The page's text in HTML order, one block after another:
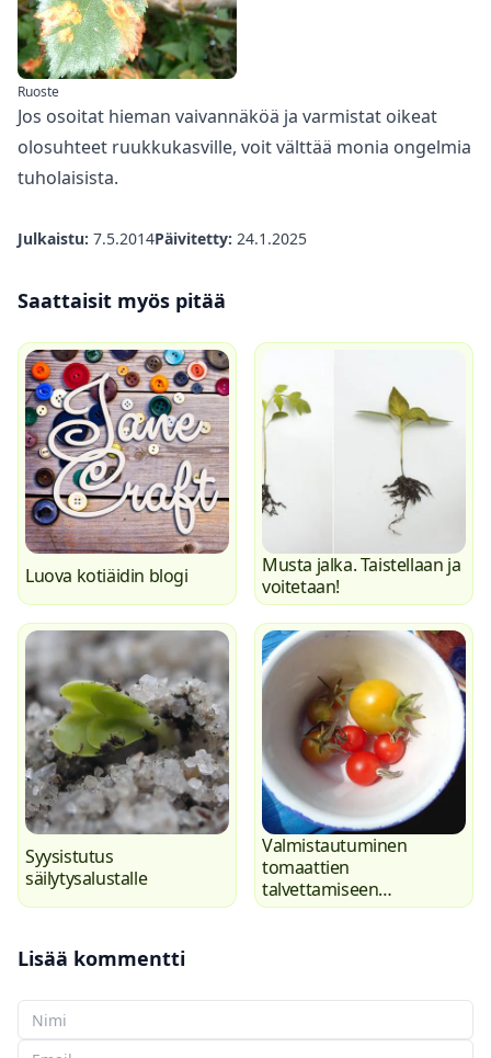
Ruoste
Jos osoitat hieman vaivannäköä ja varmistat oikeat
olosuhteet ruukkukasville, voit välttää monia ongelmia
tuholaisista.
Julkaistu: 7.5.2014Päivitetty: 24.1.2025
Saattaisit myös pitää
Luova kotiäidin blogi
Musta jalka. Taistellaan ja
voitetaan!
Syysistutus
säilytysalustalle
Valmistautuminen
tomaattien
talvettamiseen
ikkunalaudalla
Lisää kommentti
Nimesi
Sähköpostisi